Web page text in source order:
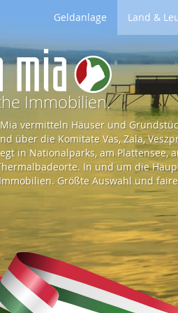
Geldanlage Land &
Immobilien.
vermitteln Häuser und
über die Komitate Vas, Zala,
in Nationalparks, am Plattensee,
In und um die
Größte Auswahl und